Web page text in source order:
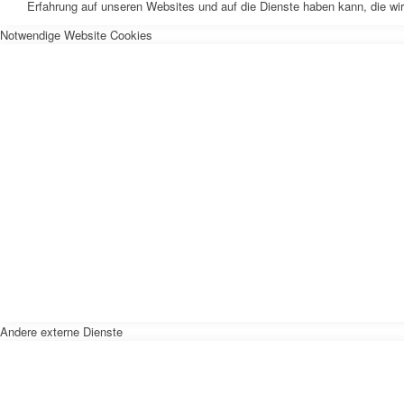
Erfahrung auf unseren Websites und auf die Dienste haben kann, die
Notwendige Website Cookies
Andere externe Dienste